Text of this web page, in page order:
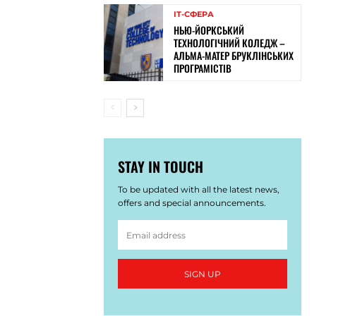
ІТ-СФЕРА
НЬЮ-ЙОРКСЬКИЙ
ТЕХНОЛОГІЧНИЙ КОЛЕДЖ –
АЛЬМА-МАТЕР БРУКЛІНСЬКИХ
ПРОГРАМІСТІВ
STAY IN TOUCH
To be updated with all the latest news,
offers and special announcements.
SIGN UP